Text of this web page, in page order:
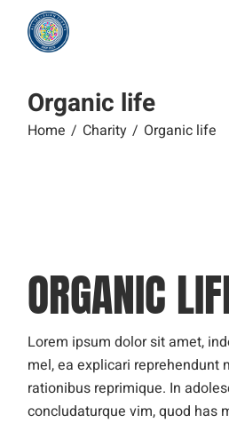
content
Organic life
Home Charity Organic life
ORGANIC
Lorem ipsum dolor sit amet,
mel, ea explicari reprehendunt
rationibus reprimique. In
concludaturque vim, quod has